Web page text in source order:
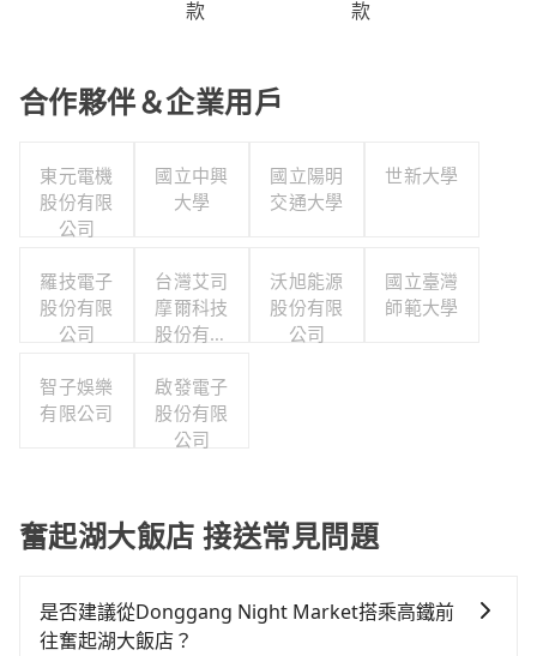
款 款
合作夥伴＆企業用戶
東元電機
股份有限
公司
國立中興
大學
國立陽明
交通大學
世新大學
羅技電子
股份有限
公司
台灣艾司
摩爾科技
股份有限
沃旭能源
股份有限
公司
國立臺灣
師範大學
智子娛樂
有限公司
啟發電子
股份有限
公司
奮起湖大飯店 接送常見問題
是否建議從Donggang Night Market搭乘高鐵前
往奮起湖大飯店？